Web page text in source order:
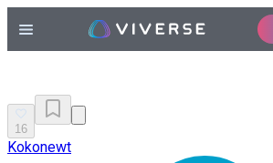
16
Kokonewt